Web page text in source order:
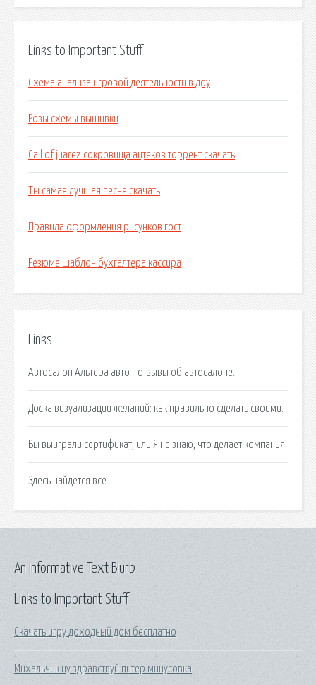
Links to Important Stuff
Схема анализа игровой деятельности в доу
Розы схемы вышивки
Call of juarez cокровища ацтеков торрент скачать
Ты самая лучшая песня скачать
Правила оформления рисунков гост
Резюме шаблон бухгалтера кассира
Links
Автосалон Альтера авто - отзывы об автосалоне.
Доска визуализации желаний: как правильно сделать своими.
Вы выиграли сертификат, или Я не знаю, что делает компания.
Здесь найдется все.
Links to Important Stuff
Скачать игру доходный дом бесплатно
Михальчик ну здравствуй питер минусовка
An Informative Text Blurb